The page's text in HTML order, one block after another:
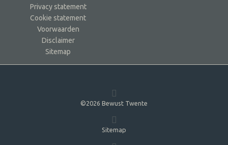
Privacy statement
Cookie statement
Voorwaarden
Disclaimer
Sitemap
©2026 Bewust Twente
Sitemap